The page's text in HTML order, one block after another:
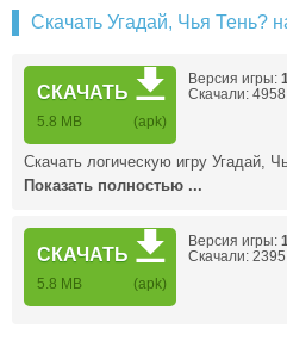
Скачать Угадай, Чья Тень?
СКАЧАТЬ
5.8 MB (apk)
Версия игры:
Скачали: 4958
Скачать логическую игру Угадай,
Показать полностью ...
СКАЧАТЬ
5.8 MB (apk)
Версия игры:
Скачали: 2395